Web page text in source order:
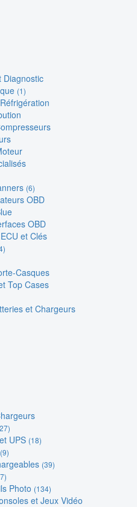
Diagnostic
(1)
(6)
OBD
OBD
et Clés
Casques
Top Cases
et Chargeurs
UPS (18)
(9)
(39)
Photo (134)
et Jeux Vidéo